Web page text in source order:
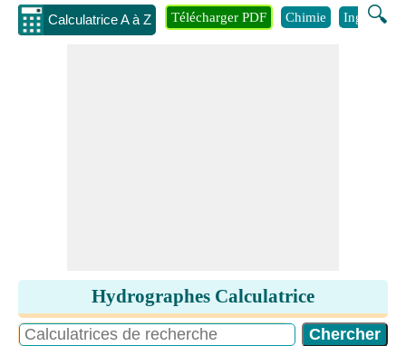
Calculatrice A à Z 🔍
Télécharger PDF Chimie Ingénierie
Hydrographes Calculatrice